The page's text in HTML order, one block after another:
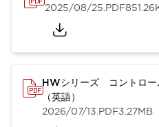
2025/08/25.PDF
HWシリーズ コントロー
（英語）
2026/07/13.PDF3.27MB